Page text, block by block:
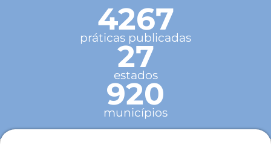
4267
práticas publicadas
27
estados
920
municípios